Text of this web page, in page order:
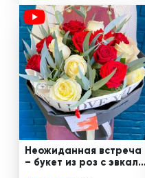
Неожиданная встреча
– букет из роз с эвкали